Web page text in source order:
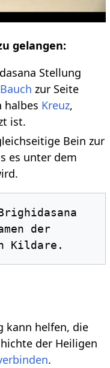
gelangen:
Stellung
Bauch zur Seite
halbes Kreuz,
ist.
Bein zur
es unter dem
der
kann helfen, die
der Heiligen
.